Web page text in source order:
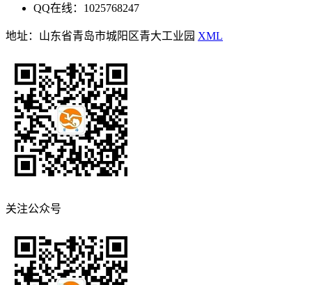
QQ在线：1025768247
地址：山东省青岛市城阳区青大工业园 XML
关注公众号